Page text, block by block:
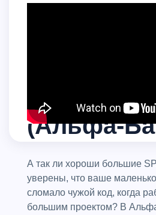
(Альфа-
А так ли хороши большие SPA? Всегда ли вы
уверены, что ваше
сломало чужой код, когда
большим проектом? В